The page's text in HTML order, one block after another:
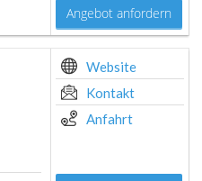
Angebot anfordern
Website
Kontakt
Anfahrt